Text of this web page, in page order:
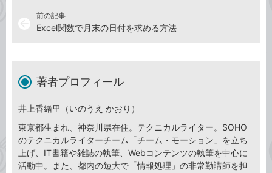
前の記事
Excel関数で月末の日付を求める方法
著者プロフィール
井上香緒里（いのうえ かおり）
東京都生まれ、神奈川県在住。テクニカルライター。SOHO
のテクニカルライターチーム「チーム・モーション」を立ち
上げ、IT書籍や雑誌の執筆、Webコンテンツの執筆を中心に
活動中。また、都内の短大で「情報処理」の非常勤講師を担